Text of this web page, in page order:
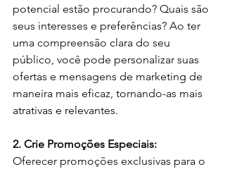
potencial estão procurando? Quais são
seus interesses e preferências? Ao ter
uma compreensão clara do seu
público, você pode personalizar suas
ofertas e mensagens de marketing de
maneira mais eficaz, tornando-as mais
atrativas e relevantes.
2. Crie Promoções Especiais:
Oferecer promoções exclusivas para o